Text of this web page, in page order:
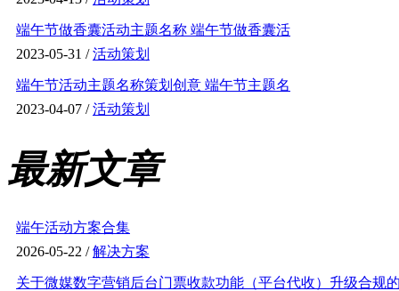
端午节做香囊活动主题名称 端午节做香囊活
2023-05-31 /活动策划
端午节活动主题名称策划创意 端午节主题名
2023-04-07 /活动策划
最新文章
端午活动方案合集
2026-05-22 /解决方案
关于微媒数字营销后台门票收款功能（平台代收）升级合规